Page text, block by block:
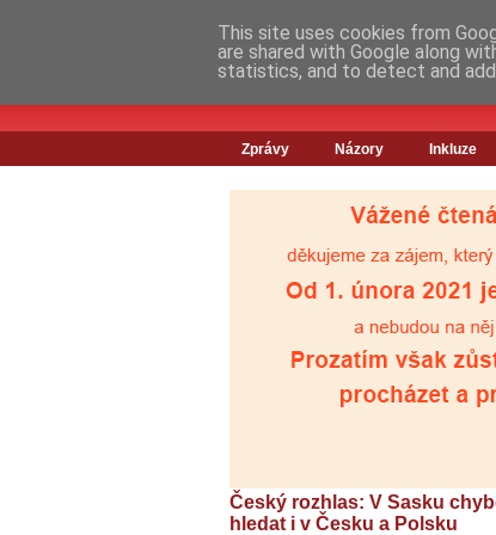
Zprávy Názory Inkluze
Český rozhlas: V Sasku
hledat i v Česku a Polsku
This site uses cookies from
are shared with Google along
statistics, and to detect and